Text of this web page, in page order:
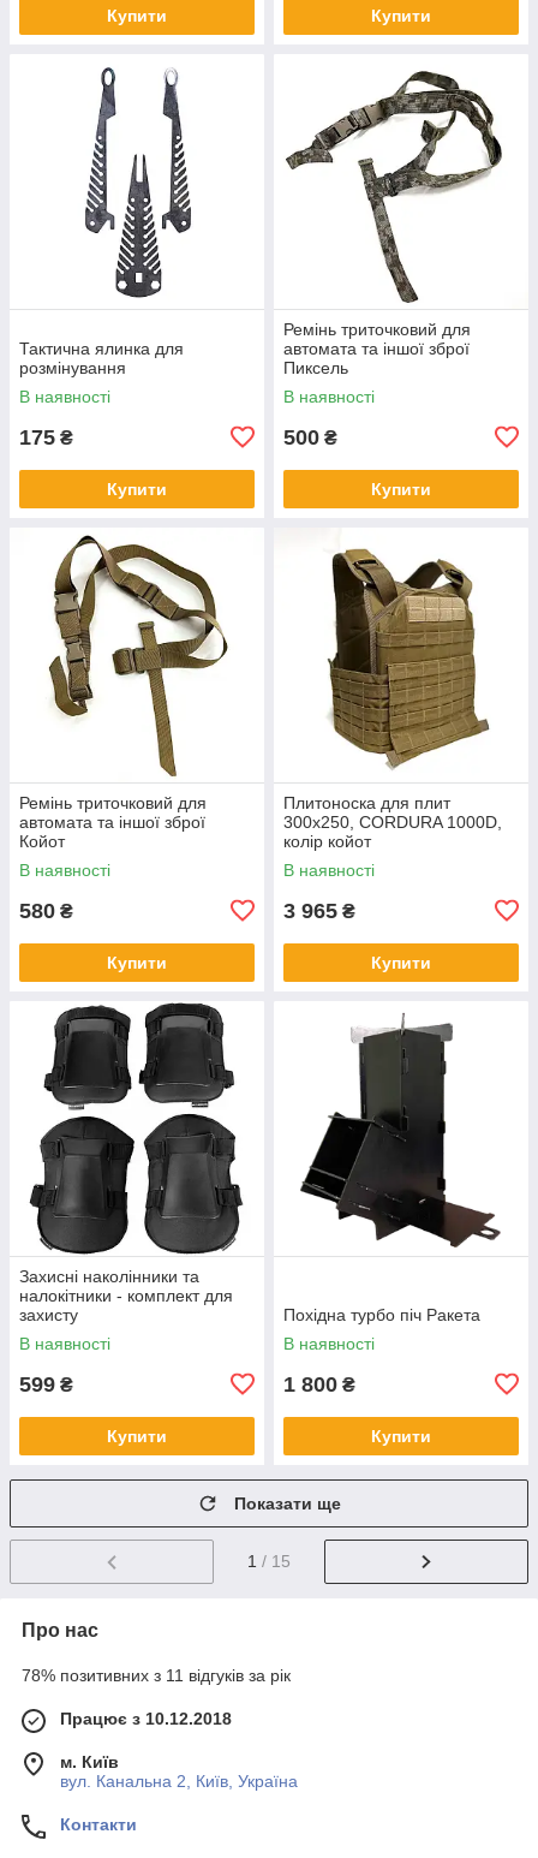
Купити Купити
Тактична ялинка для
розмінування
В наявності
175 ₴
Купити
Ремінь триточковий для
автомата та іншої зброї
Пиксель
В наявності
500 ₴
Купити
Ремінь триточковий для
автомата та іншої зброї
Койот
В наявності
580 ₴
Купити
Плитоноска для плит
300х250, CORDURA 1000D,
колір койот
В наявності
3 965 ₴
Купити
Захисні наколінники та
налокітники - комплект для
захисту
В наявності
599 ₴
Купити
Похідна турбо піч Ракета
В наявності
1 800 ₴
Купити
Показати ще
1 / 15
Про нас
78% позитивних з 11 відгуків за рік
Працює з 10.12.2018
м. Київ
вул. Канальна 2, Київ, Україна
Контакти